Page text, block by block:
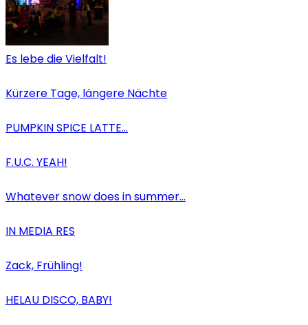
Es lebe die Vielfalt!
Kürzere Tage, längere Nächte
PUMPKIN SPICE LATTE…
F.U.C. YEAH!
Whatever snow does in summer…
IN MEDIA RES
Zack, Frühling!
HELAU DISCO, BABY!